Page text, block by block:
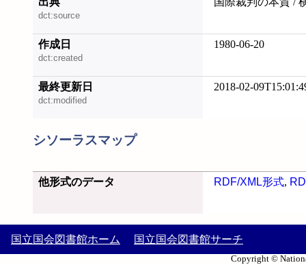
dct:source
作成日
dct:created
1980-06-20
最終更新日
dct:modified
2018-02-
シソーラスマップ
他形式のデータ RDF/XML形式,
国立国会図書館ホーム 国立国会図書館サーチ
Copyright ©